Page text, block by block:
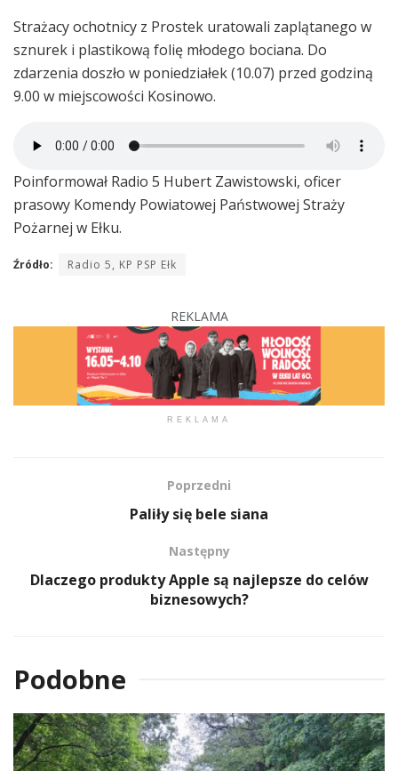
Strażacy ochotnicy z Prostek uratowali zaplątanego w
sznurek i plastikową folię młodego bociana. Do
zdarzenia doszło w poniedziałek (10.07) przed godziną
9.00 w miejscowości Kosinowo.
Poinformował Radio 5 Hubert Zawistowski, oficer
prasowy Komendy Powiatowej Państwowej Straży
Pożarnej w Ełku.
Źródło: Radio 5, KP PSP Ełk
REKLAMA
REKLAMA
Poprzedni
Paliły się bele siana
Następny
Dlaczego produkty Apple są najlepsze do celów
biznesowych?
Podobne